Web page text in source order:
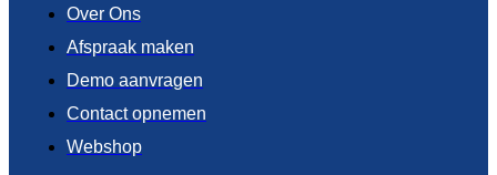
Over Ons
Afspraak maken
Demo aanvragen
Contact opnemen
Webshop